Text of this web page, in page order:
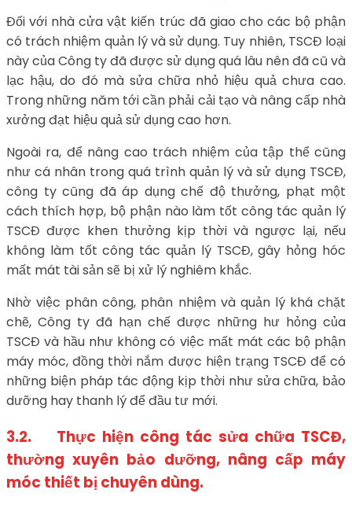
Đối với nhà cửa vật kiến trúc đã giao cho các bộ phận
có trách nhiệm quản lý và sử dụng. Tuy nhiên, TSCĐ loại
này của Công ty đã được sử dụng quá lâu nên đã cũ và
lạc hậu, do đó mà sửa chữa nhỏ hiệu quả chưa cao.
Trong những năm tới cần phải cải tạo và nâng cấp nhà
xưởng đạt hiệu quả sử dụng cao hơn.
Ngoài ra, để nâng cao trách nhiệm của tập thể cũng
như cá nhân trong quá trình quản lý và sử dụng TSCĐ,
công ty cũng đã áp dụng chế độ thưởng, phạt một
cách thích hợp, bộ phận nào làm tốt công tác quản lý
TSCĐ được khen thưởng kịp thời và ngược lại, nếu
không làm tốt công tác quản lý TSCĐ, gây hỏng hóc
mất mát tài sản sẽ bị xử lý nghiêm khắc.
Nhờ việc phân công, phân nhiệm và quản lý khá chặt
chẽ, Công ty đã hạn chế được những hư hỏng của
TSCĐ và hầu như không có việc mất mát các bộ phận
máy móc, đồng thời nắm được hiện trạng TSCĐ để có
những biện pháp tác động kịp thời như sửa chữa, bảo
dưỡng hay thanh lý để đầu tư mới.
3.2. Thực hiện công tác sửa chữa TSCĐ,
thường xuyên bảo dưỡng, nâng cấp máy
móc thiết bị chuyên dùng.